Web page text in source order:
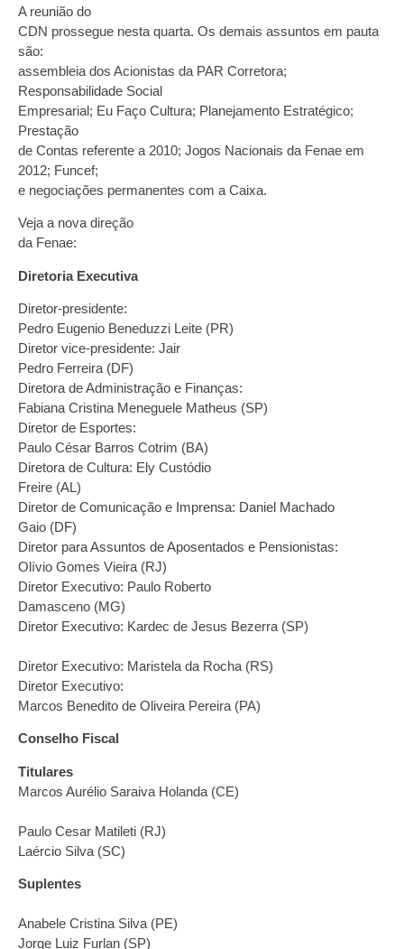
A reunião do
CDN prossegue nesta quarta. Os demais assuntos em pauta
são:
assembleia dos Acionistas da PAR Corretora;
Responsabilidade Social
Empresarial; Eu Faço Cultura; Planejamento Estratégico;
Prestação
de Contas referente a 2010; Jogos Nacionais da Fenae em
2012; Funcef;
e negociações permanentes com a Caixa.
Veja a nova direção
da Fenae:
Diretoria Executiva
Diretor-presidente:
Pedro Eugenio Beneduzzi Leite (PR)
Diretor vice-presidente: Jair
Pedro Ferreira (DF)
Diretora de Administração e Finanças:
Fabiana Cristina Meneguele Matheus (SP)
Diretor de Esportes:
Paulo César Barros Cotrim (BA)
Diretora de Cultura: Ely Custódio
Freire (AL)
Diretor de Comunicação e Imprensa: Daniel Machado
Gaio (DF)
Diretor para Assuntos de Aposentados e Pensionistas:
Olívio Gomes Vieira (RJ)
Diretor Executivo: Paulo Roberto
Damasceno (MG)
Diretor Executivo: Kardec de Jesus Bezerra (SP)
Diretor Executivo: Maristela da Rocha (RS)
Diretor Executivo:
Marcos Benedito de Oliveira Pereira (PA)
Conselho Fiscal
Titulares
Marcos Aurélio Saraiva Holanda (CE)
Paulo Cesar Matileti (RJ)
Laércio Silva (SC)
Suplentes
Anabele Cristina Silva (PE)
Jorge Luiz Furlan (SP)